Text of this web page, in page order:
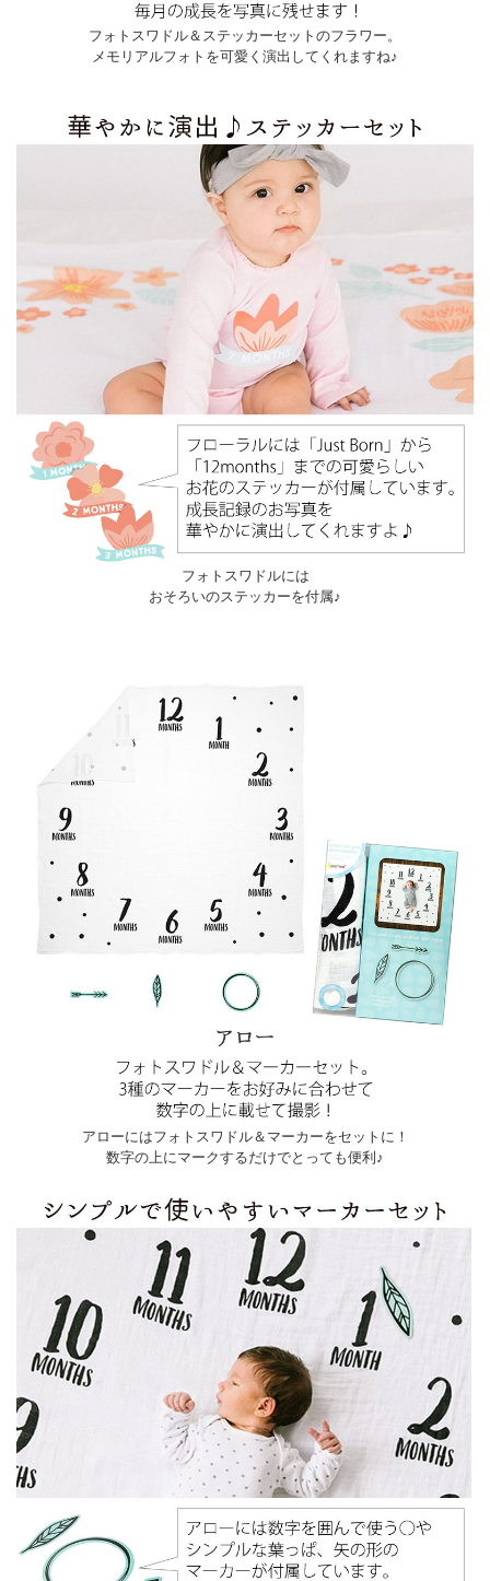
フォトスワドル＆ステッカーセットのフラワー。
メモリアルフォトを可愛く演出してくれますね♪
フォトスワドルには
おそろいのステッカーを付属♪
アローにはフォトスワドル＆マーカーをセットに！
数字の上にマークするだけでとっても便利♪